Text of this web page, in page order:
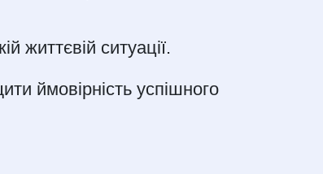
життєвій ситуації.
ймовірність успішного